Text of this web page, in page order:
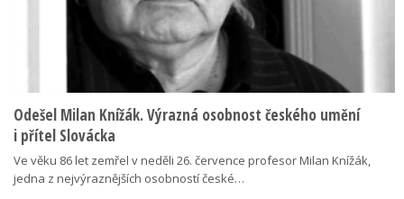
Odešel Milan Knížák. Výrazná osobnost českého umění
i přítel Slovácka
Ve věku 86 let zemřel v neděli 26. července profesor Milan Knížák,
jedna z nejvýraznějších osobností české…